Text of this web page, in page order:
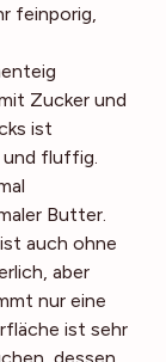
feinporig,
Zucker und
ist
und fluffig.
Butter.
auch ohne
aber
nur eine
ist sehr